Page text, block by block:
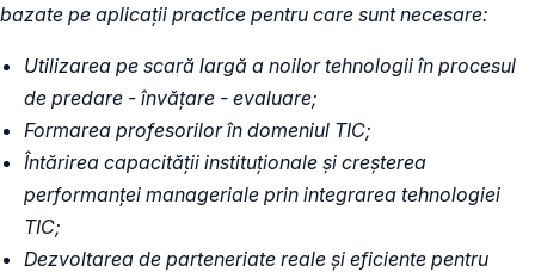
bazate pe aplicații practice pentru care sunt necesare:
Utilizarea pe scară largă a noilor tehnologii în procesul
de predare - învățare - evaluare;
Formarea profesorilor în domeniul TIC;
Întărirea capacității instituționale şi creșterea
performanței manageriale prin integrarea tehnologiei
TIC;
Dezvoltarea de parteneriate reale şi eficiente pentru